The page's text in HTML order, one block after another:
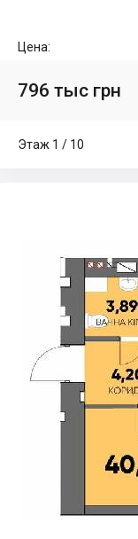
Цена:
796 тыс грн
Этаж 1 / 10